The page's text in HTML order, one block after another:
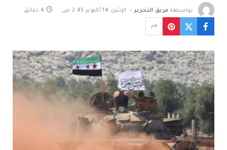
بواسطة فريق التحرير الإثنين 14 أكتوبر 2:45 ص 4 دقائق